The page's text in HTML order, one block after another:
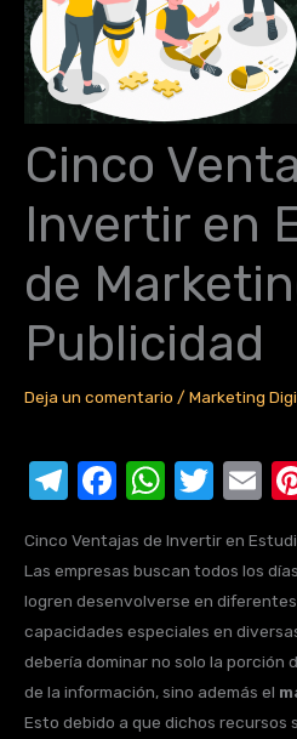
Cinco
Invertir en
de
Publicidad
Deja un comentario / Marketing
T
e
gr
a
m
F
c
e
b
o
o
W
at
s
A
p
p
T
it
te
r
E
Cinco Ventajas de Invertir en
Las empresas buscan todos los
logren desenvolverse en
capacidades especiales en
debería dominar no solo la porción
de la información, sino además el
Esto debido a que dichos recursos